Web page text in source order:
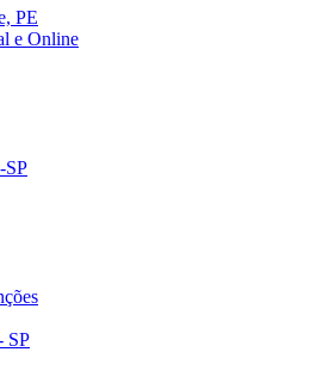
PE
e Online
SP
SP